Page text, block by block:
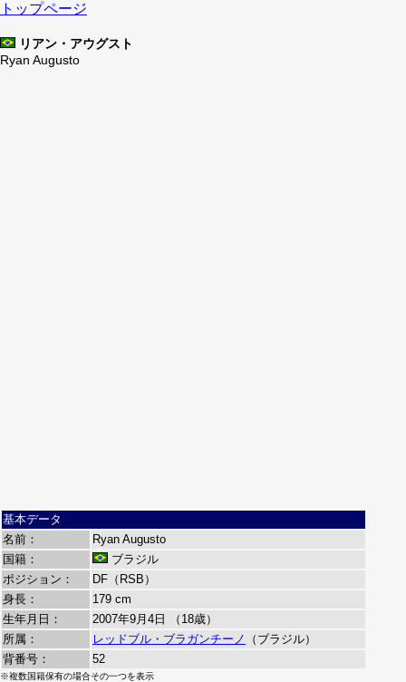
トップページ
リアン・アウグスト
Ryan Augusto
基本データ
名前：
Ryan Augusto
国籍：
ブラジル
ポジション：
DF（RSB）
身長：
179 cm
生年月日：
2007年9月4日 （18歳）
所属：
レッドブル・ブラガンチーノ
（ブラジル）
背番号：
52
※複数国籍保有の場合その一つを表示